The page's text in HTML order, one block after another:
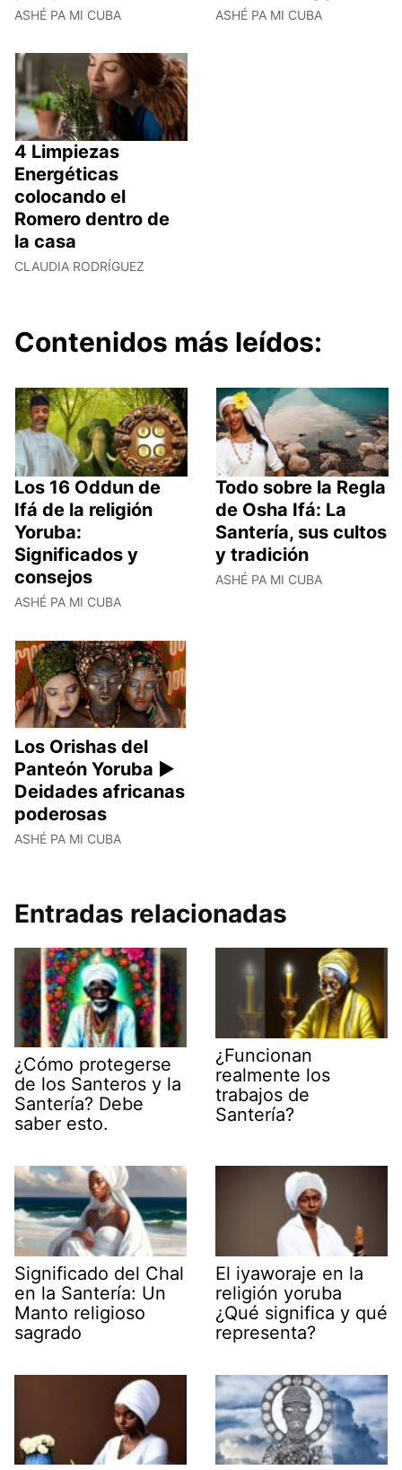
ASHÉ PA MI CUBA ASHÉ PA MI CUBA
4 Limpiezas
Energéticas
colocando el
Romero dentro de
la casa
CLAUDIA RODRÍGUEZ
Contenidos más leídos:
Los 16 Oddun de
Ifá de la religión
Yoruba:
Significados y
consejos
ASHÉ PA MI CUBA
Todo sobre la Regla
de Osha Ifá: La
Santería, sus cultos
y tradición
ASHÉ PA MI CUBA
Los Orishas del
Panteón Yoruba ►
Deidades africanas
poderosas
ASHÉ PA MI CUBA
Entradas relacionadas
¿Cómo protegerse
de los Santeros y la
Santería? Debe
saber esto.
¿Funcionan
realmente los
trabajos de
Santería?
Significado del Chal
en la Santería: Un
Manto religioso
sagrado
El iyaworaje en la
religión yoruba
¿Qué significa y qué
representa?